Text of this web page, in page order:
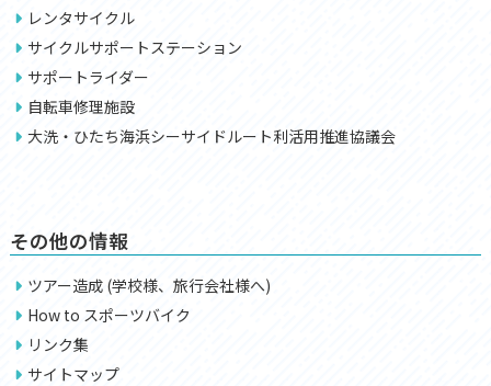
レンタサイクル
サイクルサポートステーション
サポートライダー
自転車修理施設
大洗・ひたち海浜シーサイドルート利活用推進協議会
その他の情報
ツアー造成 (学校様、旅行会社様へ)
How to スポーツバイク
リンク集
サイトマップ